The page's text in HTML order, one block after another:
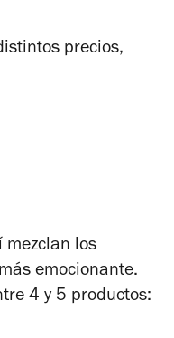
precios,
mezclan los
emocionante.
4 y 5 productos: